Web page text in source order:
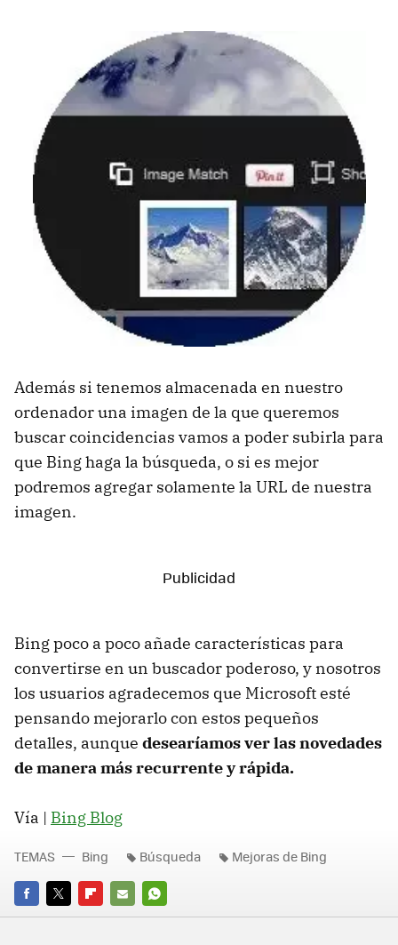
Además si tenemos almacenada en nuestro
ordenador una imagen de la que queremos
buscar coincidencias vamos a poder subirla para
que Bing haga la búsqueda, o si es mejor
podremos agregar solamente la URL de nuestra
imagen.
Bing poco a poco añade características para
convertirse en un buscador poderoso, y nosotros
los usuarios agradecemos que Microsoft esté
pensando mejorarlo con estos pequeños
detalles, aunque desearíamos ver las novedades
de manera más recurrente y rápida.
Vía | Bing Blog
FACEBOOK
TWITTERFLIPBOARD
E-
WHATSAPP
TEMAS Bing Búsqueda Mejoras de Bing